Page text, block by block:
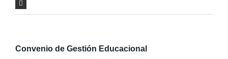
Convenio de Gestión Educacional